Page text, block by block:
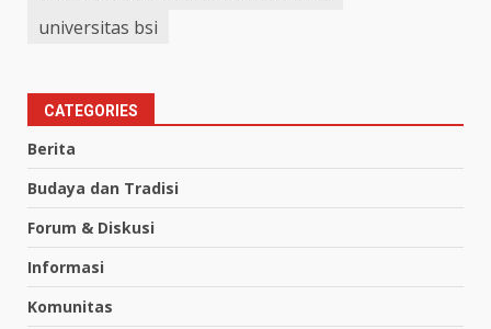
universitas bsi
CATEGORIES
Berita
Budaya dan Tradisi
Forum & Diskusi
Informasi
Komunitas